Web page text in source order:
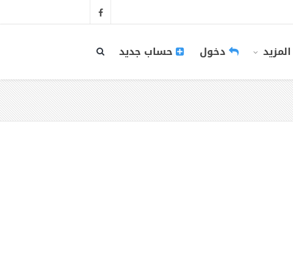
المزيد دخول حساب جديد